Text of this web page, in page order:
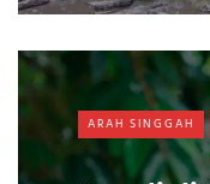
ARAH SINGGAH